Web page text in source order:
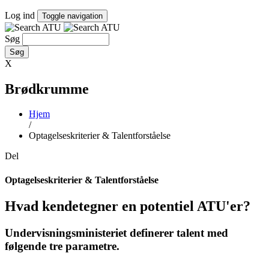
Log ind Toggle navigation
Søg
X
Brødkrumme
Hjem
/
Optagelseskriterier & Talentforståelse
Del
Optagelseskriterier & Talentforståelse
Hvad kendetegner en potentiel ATU'er?
Undervisningsministeriet definerer talent med
følgende tre parametre.